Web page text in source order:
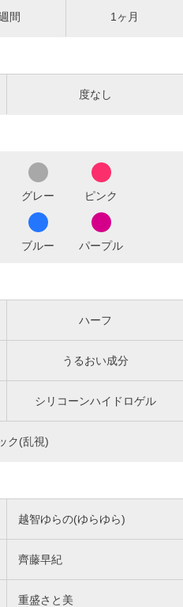
間 1ヶ月
度なし
グレー ピンク
ブルー パープル
ハーフ
うるおい成分
シリコーンハイドロゲル
ク(乱視)
越智ゆらの(ゆらゆら)
齊藤早紀
重盛さと美